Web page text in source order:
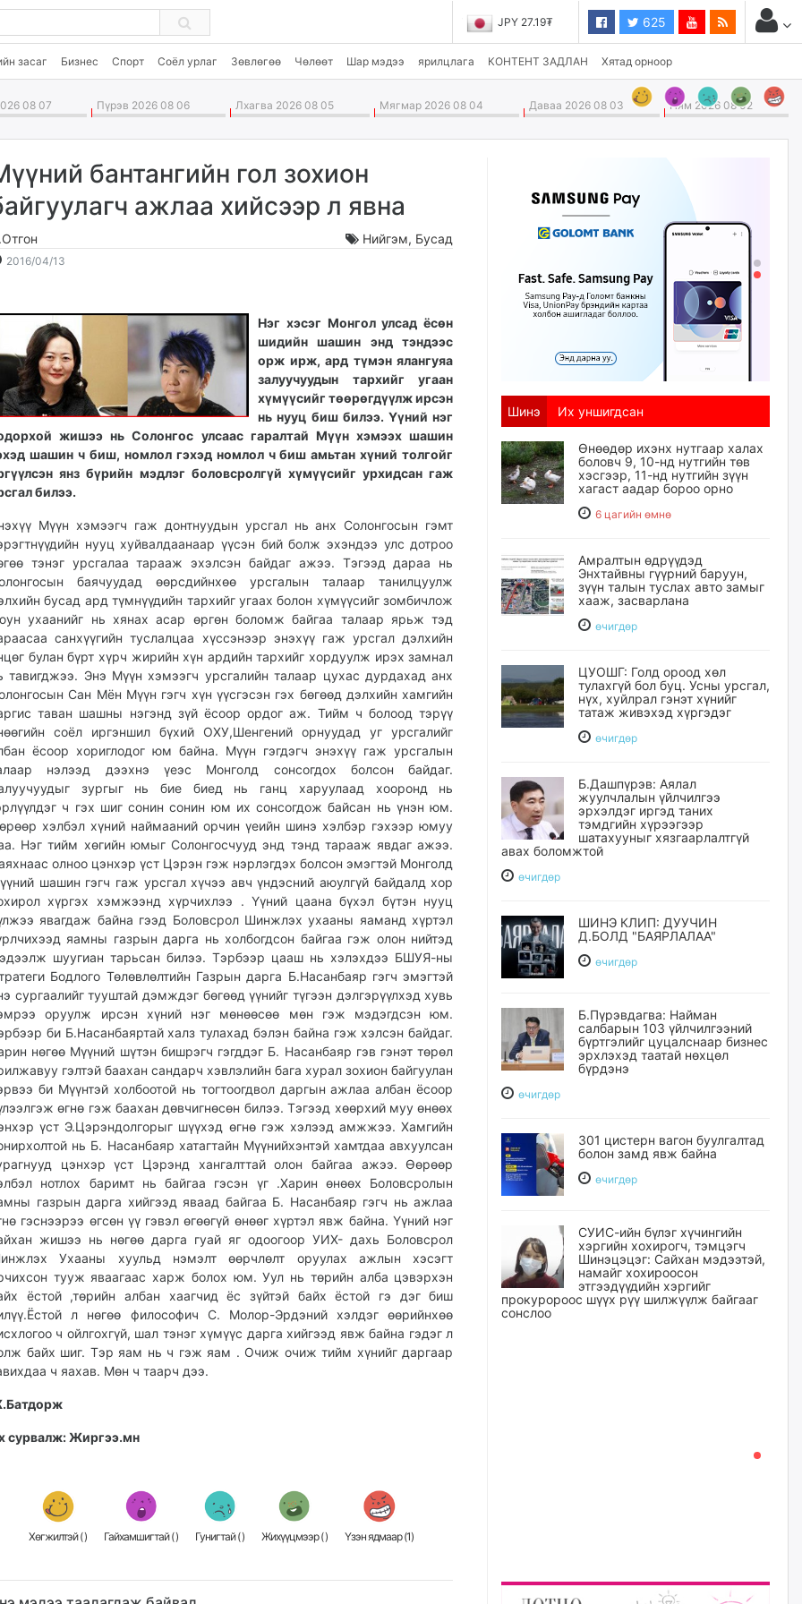
JPY 27.19₮ 625
засаг Бизнес Спорт Соёл урлаг Зөвлөгөө Чөлөөт Шар мэдээ ярилцлага КОНТЕНТ ЗАДЛАН Хятад орноор
08 07 Пүрэв 2026 08 06 Лхагва 2026 08 05 Мягмар 2026 08 04 Даваа 2026 08 03 Ням 2026 08 02
бантангийн гол зохион
ажлаа хийсээр л явна
Нийгэм, Бусад
2016/04/13
14:43:16
17:43:05
Нэг хэсэг Монгол улсад ёсөн
шидийн шашин энд тэндээс
орж ирж, ард түмэн ялангуяа
залуучуудын тархийг угаан
хүмүүсийг төөрөгдүүлж ирсэн
нь нууц биш билээ. Үүний нэг
жишээ нь Солонгос улсаас гаралтай Мүүн хэмээх шашин
шашин ч биш, номлол гэхэд номлол ч биш амьтан хүний толгойг
янз бүрийн мэдлэг боловсролгүй хүмүүсийг урхидсан гаж
билээ.
Мүүн хэмээгч гаж донтнуудын урсгал нь анх Солонгосын гэмт
нууц хуйвалдаанаар үүсэн бий болж эхэндээ улс дотроо
тэнэг урсгалаа тарааж эхэлсэн байдаг ажээ. Тэгээд дараа нь
баячуудад өөрсдийнхөө урсгалын талаар танилцуулж
бусад ард түмнүүдийн тархийг угаах болон хүмүүсийг зомбичлож
ухаанийг нь хянах асар өргөн боломж байгаа талаар ярьж тэд
санхүүгийн туслалцаа хүссэнээр энэхүү гаж урсгал дэлхийн
булан бүрт хүрч жирийн хүн ардийн тархийг хордуулж ирэх замнал
тавигджээ. Энэ Мүүн хэмээгч урсгалийн талаар цухас дурдахад анх
Сан Мён Мүүн гэгч хүн үүсгэсэн гэх бөгөөд дэлхийн хамгийн
таван шашны нэгэнд зүй ёсоор ордог аж. Тийм ч болоод тэрүү
соёл иргэншил бүхий ОХУ,Шенгений орнуудад уг урсгалийг
ёсоор хориглодог юм байна. Мүүн гэгдэгч энэхүү гаж урсгалын
нэлээд дээхнэ үеэс Монголд сонсогдох болсон байдаг.
зургыг нь бие биед нь ганц харуулаад хооронд нь
ч гэх шиг сонин сонин юм их сонсогдож байсан нь үнэн юм.
хэлбэл хүний наймааний орчин үеийн шинэ хэлбэр гэхээр юмуу
Нэг тийм хөгийн юмыг Солонгосчууд энд тэнд тарааж явдаг ажээ.
олноо цэнхэр үст Цэрэн гэж нэрлэгдэх болсон эмэгтэй Монголд
шашин гэгч гаж урсгал хүчээ авч үндэсний аюулгүй байдалд хор
хүргэх хэмжээнд хүрчихлээ . Үүний цаана бүхэл бүтэн нууц
явагдаж байна гээд Боловсрол Шинжлэх ухааны яаманд хүртэл
яамны газрын дарга нь холбогдсон байгаа гэж олон нийтэд
шуугиан тарьсан билээ. Тэрбээр цааш нь хэлэхдээ БШУЯ-ны
Бодлого Төлөвлөлтийн Газрын дарга Б.Насанбаяр гэгч эмэгтэй
сургаалийг тууштай дэмждэг бөгөөд үүнийг түгээн дэлгэрүүлхэд хувь
оруулж ирсэн хүний нэг мөнөөсөө мөн гэж мэдэгдсэн юм.
би Б.Насанбаяртай халз тулахад бэлэн байна гэж хэлсэн байдаг.
нөгөө Мүүний шүтэн бишрэгч гэгддэг Б. Насанбаяр гэв гэнэт төрөл
гэлтэй баахан сандарч хэвлэлийн бага хурал зохион байгуулан
би Мүүнтэй холбоотой нь тогтоогдвол даргын ажлаа албан ёсоор
өгнө гэж баахан дөвчигнөсөн билээ. Тэгээд хөөрхий муу өнөөх
үст Э.Цэрэндолгорыг шүүхэд өгнө гэж хэлээд амжжээ. Хамгийн
нь Б. Насанбаяр хатагтайн Мүүнийхэнтэй хамтдаа авхуулсан
цэнхэр үст Цэрэнд хангалттай олон байгаа ажээ. Өөрөөр
нотлох баримт нь байгаа гэсэн үг .Харин өнөөх Боловсролын
газрын дарга хийгээд яваад байгаа Б. Насанбаяр гэгч нь ажлаа
гэснээрээ өгсөн үү гэвэл өгөөгүй өнөөг хүртэл явж байна. Үүний нэг
жишээ нь нөгөө дарга гуай яг одоогоор УИХ- дахь Боловсрол
Ухааны хуульд нэмэлт өөрчлөлт оруулах ажлын хэсэгт
тууж яваагаас харж болох юм. Уул нь төрийн алба цэвэрхэн
ёстой ,төрийн албан хаагчид ёс зүйтэй байх ёстой гэ дэг биш
л нөгөө философич С. Молор-Эрдэний хэлдэг өөрийнхөө
ч ойлгохгүй, шал тэнэг хүмүүс дарга хийгээд явж байна гэдэг л
байх шиг. Тэр яам нь ч гэж яам . Очиж очиж тийм хүнийг даргаар
ч яахав. Мөн ч таарч дээ.
сурвалж: Жиргээ.мн
Хөгжилтэй () Гайхамшигтай () Гунигтай () Жихүүцмээр () Үзэн ядмаар (1)
Шинэ Их уншигдсан
Өнөөдөр ихэнх нутгаар халах
боловч 9, 10-нд нутгийн төв
хэсгээр, 11-нд нутгийн зүүн
хагаст аадар бороо орно
6 цагийн өмнө
Амралтын өдрүүдэд
Энхтайвны гүүрний баруун,
зүүн талын туслах авто замыг
хааж, засварлана
өчигдѳр
ЦУОШГ: Голд ороод хөл
тулахгүй бол буц. Усны урсгал,
нүх, хуйлрал гэнэт хүнийг
татаж живэхэд хүргэдэг
өчигдѳр
Б.Дашпүрэв: Аялал
жуулчлалын үйлчилгээ
эрхэлдэг иргэд таних
тэмдгийн хүрээгээр
шатахууныг хязгаарлалтгүй
авах боломжтой
өчигдѳр
ШИНЭ КЛИП: ДУУЧИН
Д.БОЛД "БАЯРЛАЛАА"
өчигдѳр
Б.Пүрэвдагва: Найман
салбарын 103 үйлчилгээний
бүртгэлийг цуцалснаар бизнес
эрхлэхэд таатай нөхцөл
бүрдэнэ
өчигдѳр
301 цистерн вагон буулгалтад
болон замд явж байна
өчигдѳр
СУИС-ийн бүлэг хүчингийн
хэргийн хохирогч, тэмцэгч
Шинэцэцэг: Сайхан мэдээтэй,
намайг хохироосон
этгээдүүдийн хэргийг
прокуророос шүүх рүү шилжүүлж байгааг
сонслоо